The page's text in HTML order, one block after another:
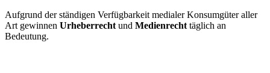
Aufgrund der ständigen Verfügbarkeit medialer Konsumgüter aller
Art gewinnen Urheberrecht und Medienrecht täglich an
Bedeutung.